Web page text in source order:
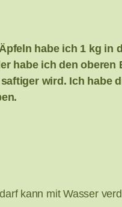
habe ich 1 kg
habe ich den
wird. Ich habe
kann mit Wasser